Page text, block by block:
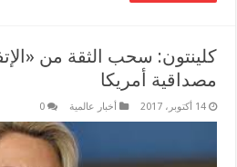
كلينتون: سحب الثقة من
مصداقية أمريكا
14 أكتوبر، 2017 أخبار عالمية 0